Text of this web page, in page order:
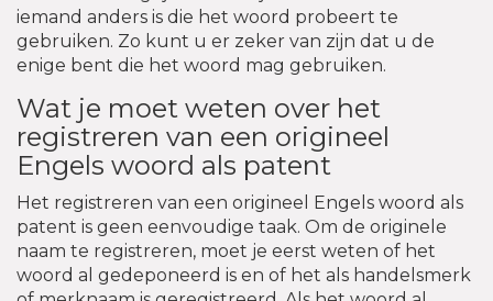
iemand anders is die het woord probeert te
gebruiken. Zo kunt u er zeker van zijn dat u de
enige bent die het woord mag gebruiken.
Wat je moet weten over het
registreren van een origineel
Engels woord als patent
Het registreren van een origineel Engels woord als
patent is geen eenvoudige taak. Om de originele
naam te registreren, moet je eerst weten of het
woord al gedeponeerd is en of het als handelsmerk